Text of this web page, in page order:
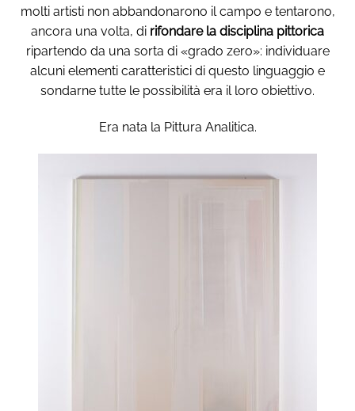
molti artisti non abbandonarono il campo e tentarono,
ancora una volta, di rifondare la disciplina pittorica
ripartendo da una sorta di «grado zero»: individuare
alcuni elementi caratteristici di questo linguaggio e
sondarne tutte le possibilità era il loro obiettivo.
Era nata la Pittura Analitica.